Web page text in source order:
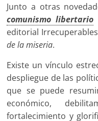
Junto a otras
comunismo libertario
editorial
de la miseria.
Existe un vínculo
despliegue de las
que se puede
económico,
fortalecimiento y